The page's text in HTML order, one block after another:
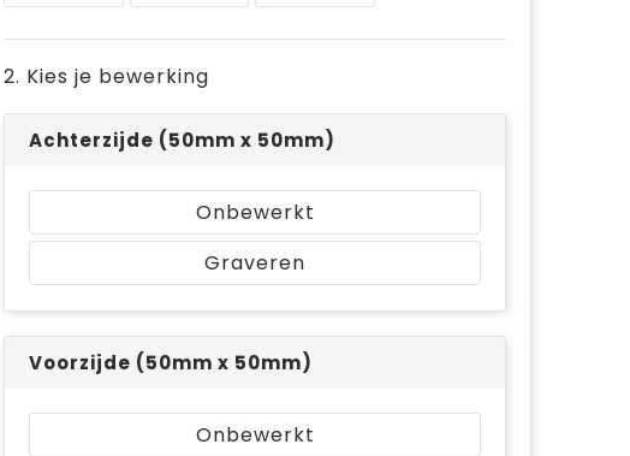
2. Kies je bewerking
Achterzijde (50mm x 50mm)
Onbewerkt
Graveren
Voorzijde (50mm x 50mm)
Onbewerkt